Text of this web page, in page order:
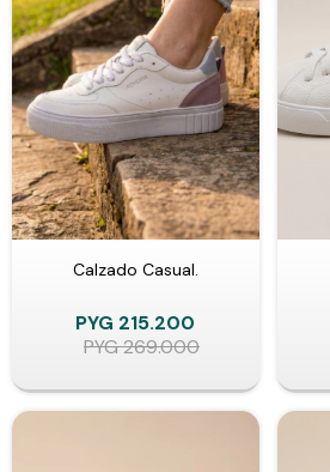
Calzado Casual.
PYG 215.200
PYG269.000